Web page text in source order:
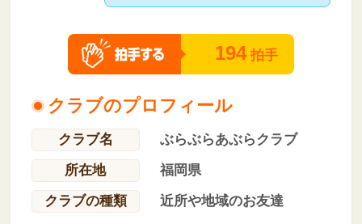
194 拍手
クラブのプロフィール
クラブ名
ぶらぶらあぶらクラブ
所在地
福岡県
クラブの種類
近所や地域のお友達